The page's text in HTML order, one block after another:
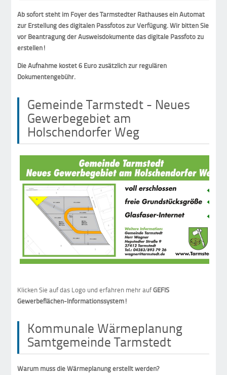
Ab sofort steht im Foyer des Tarmstedter Rathauses ein Automat
zur Erstellung des digitalen Passfotos zur Verfügung. Wir bitten Sie
vor Beantragung der Ausweisdokumente das digitale Passfoto zu
erstellen!
Die Aufnahme kostet 6 Euro zusätzlich zur regulären
Dokumentengebühr.
Gemeinde Tarmstedt - Neues
Gewerbegebiet am
Holschendorfer Weg
Klicken Sie auf das Logo und erfahren mehr aufGEFIS
Gewerbeflächen-Informationssystem!
Kommunale Wärmeplanung
Samtgemeinde Tarmstedt
Warum muss die Wärmeplanung erstellt werden?